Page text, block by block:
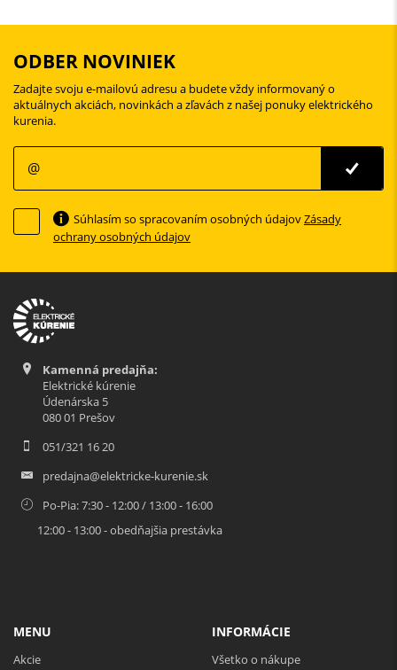
ODBER NOVINIEK
Zadajte svoju e-mailovú adresu a budete vždy informovaný o
aktuálnych akciách, novinkách a zľavách z našej ponuky elektrického
kurenia.
Súhlasím so spracovaním osobných údajovZásady
ochrany osobných údajov
Kamenná predajňa:
Elektrické kúrenie
Údenárska 5
080 01 Prešov
051/321 16 20
predajna@elektricke-kurenie.sk
Po-Pia: 7:30 - 12:00 / 13:00 - 16:00
12:00 - 13:00 - obedňajšia prestávka
MENU
Akcie
INFORMÁCIE
Všetko o nákupe